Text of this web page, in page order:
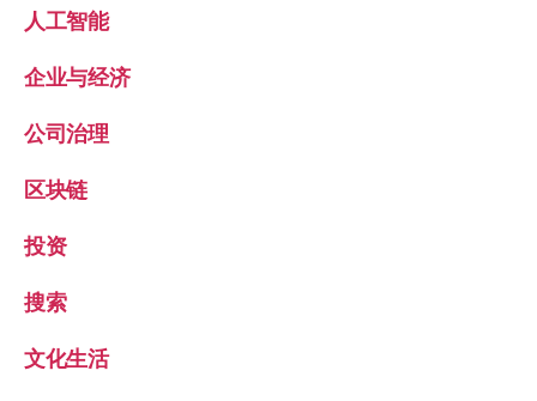
人工智能
企业与经济
公司治理
区块链
投资
搜索
文化生活